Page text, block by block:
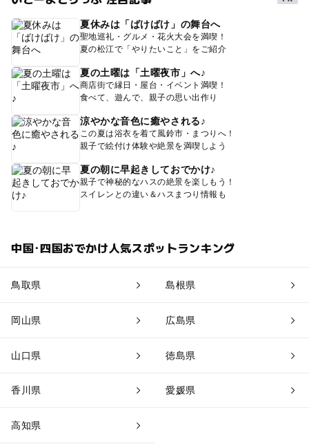
夏休みは「ばけばけ」の舞台へ
聖地巡礼・グルメ・花火大会を満喫！
夏の松江で「やりたいこと」をご紹介
夏の土曜は「土曜夜市」へ♪
商店街で縁日・屋台・イベント満喫！
食べて、遊んで、親子の思い出作り
涼やかな音色に癒やされる♪
この夏は浴衣を着て風鈴市・まつりへ！
親子で絵付け体験や絶景を満喫しよう
夏の朝に早起きしておでかけ♪
親子で神秘的なハスの絶景を楽しもう！
スイレンとの違い＆ハスまつり情報も
中国･四国おでかけ人気スポットランキング
鳥取県 島根県
岡山県 広島県
山口県 徳島県
香川県 愛媛県
高知県